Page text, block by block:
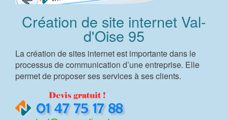
Création de site internet Val-
d'Oise 95
La création de sites internet est importante dans le
processus de communication d’une entreprise. Elle
permet de proposer ses services à ses clients.